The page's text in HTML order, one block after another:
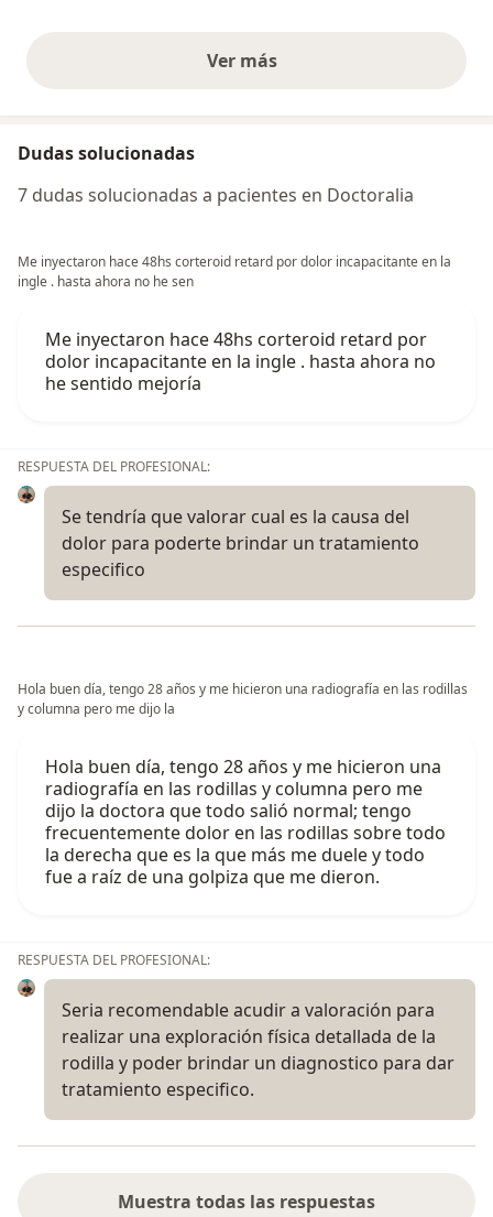
Ver másopiniones anteriores
Dudas solucionadas
7 dudas solucionadas a pacientes en Doctoralia
Me inyectaron hace 48hs corteroid retard por dolor incapacitante en la
ingle . hasta ahora no he sen
Me inyectaron hace 48hs corteroid retard por
dolor incapacitante en la ingle . hasta ahora no
he sentido mejoría
RESPUESTA DEL PROFESIONAL:
Se tendría que valorar cual es la causa del
dolor para poderte brindar un tratamiento
especifico
Hola buen día, tengo 28 años y me hicieron una radiografía en las rodillas
y columna pero me dijo la
Hola buen día, tengo 28 años y me hicieron una
radiografía en las rodillas y columna pero me
dijo la doctora que todo salió normal; tengo
frecuentemente dolor en las rodillas sobre todo
la derecha que es la que más me duele y todo
fue a raíz de una golpiza que me dieron.
RESPUESTA DEL PROFESIONAL:
Seria recomendable acudir a valoración para
realizar una exploración física detallada de la
rodilla y poder brindar un diagnostico para dar
tratamiento especifico.
Muestra todas las respuestas